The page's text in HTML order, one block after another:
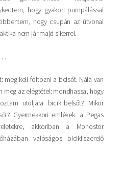
hogy gyakori pumpálással
hogy csupán az útvonal
nem jár majd sikerrel.
meg kell foltozni a belsőt. Nála van
meg az elégtétel: mondhassa, hogy
utoljára biciklibelsőt? Mikor
Gyermekkori emlékek: a Pegas
akkoriban a Monostor
valóságos bicikliszerelő